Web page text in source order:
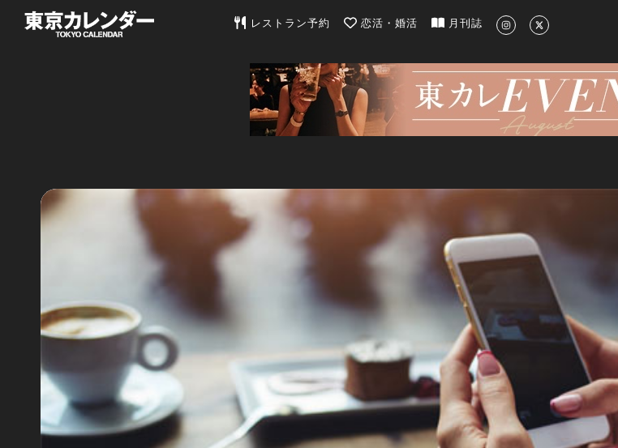
東京カレンダー | 最新のグルメ、洗練されたライフスタイル情報
レストラン予約 恋活・婚活 月刊誌